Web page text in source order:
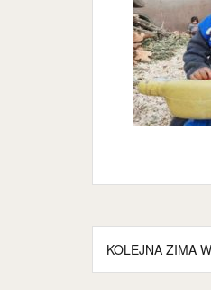
wpisu
KOLEJNA ZIMA